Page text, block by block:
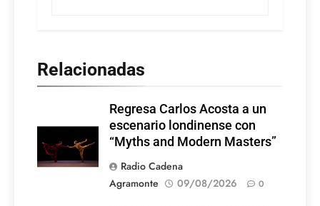
Relacionadas
Regresa Carlos Acosta a un
escenario londinense con
“Myths and Modern Masters”
Radio Cadena
Agramonte
09/08/2026 0